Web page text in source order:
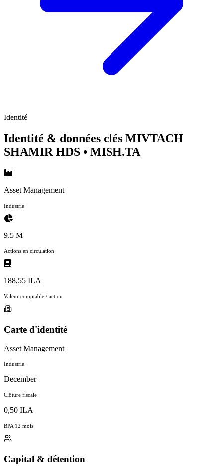
Identité
Identité & données clés MIVTACH
SHAMIR HDS • MISH.TA
Asset Management
Industrie
9.5 M
Actions en circulation
188,55 ILA
Valeur comptable / action
Carte d'identité
Asset Management
Industrie
December
Clôture fiscale
0,50 ILA
BPA 12 mois
Capital & détention